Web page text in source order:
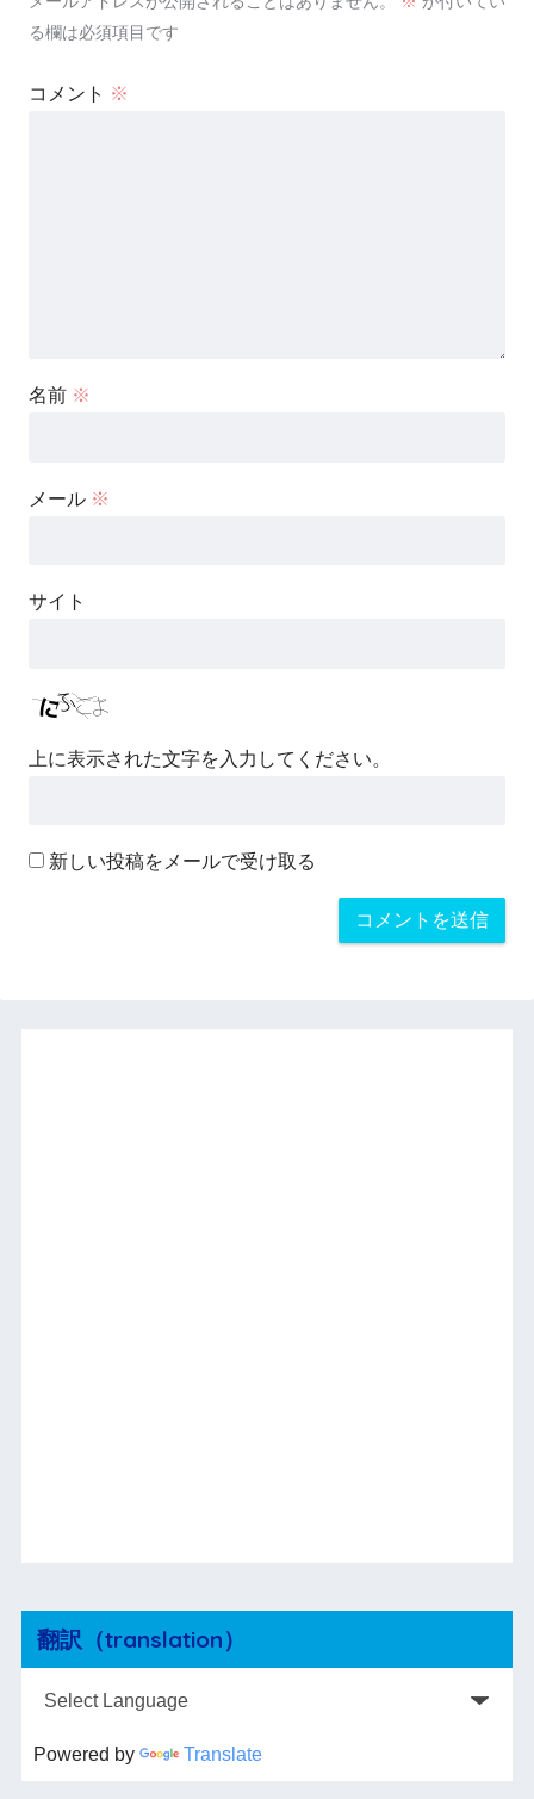
る欄は必須項目です
コメント ※
名前 ※
メール ※
サイト
上に表示された文字を入力してください。
新しい投稿をメールで受け取る
翻訳（translation）
Powered by Translate